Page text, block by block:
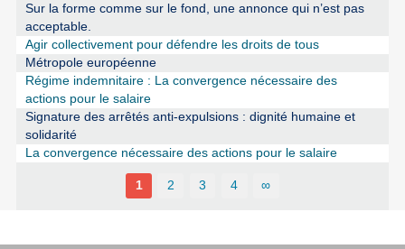
Sur la forme comme sur le fond, une annonce qui n’est pas
acceptable.
Agir collectivement pour défendre les droits de tous
Métropole européenne
Régime indemnitaire : La convergence nécessaire des
actions pour le salaire
Signature des arrêtés anti-expulsions : dignité humaine et
solidarité
La convergence nécessaire des actions pour le salaire
1 2 3 4 ∞